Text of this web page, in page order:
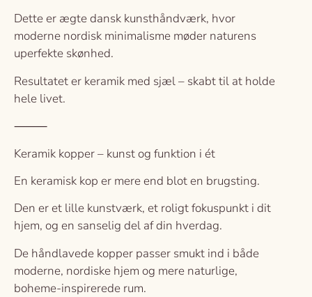
Dette er ægte dansk kunsthåndværk, hvor
moderne nordisk minimalisme møder naturens
uperfekte skønhed.
Resultatet er keramik med sjæl – skabt til at holde
hele livet.
⸻
Keramik kopper – kunst og funktion i ét
En keramisk kop er mere end blot en brugsting.
Den er et lille kunstværk, et roligt fokuspunkt i dit
hjem, og en sanselig del af din hverdag.
De håndlavede kopper passer smukt ind i både
moderne, nordiske hjem og mere naturlige,
boheme-inspirerede rum.